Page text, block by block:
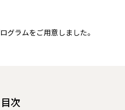
グラムをご用意しました。
目次